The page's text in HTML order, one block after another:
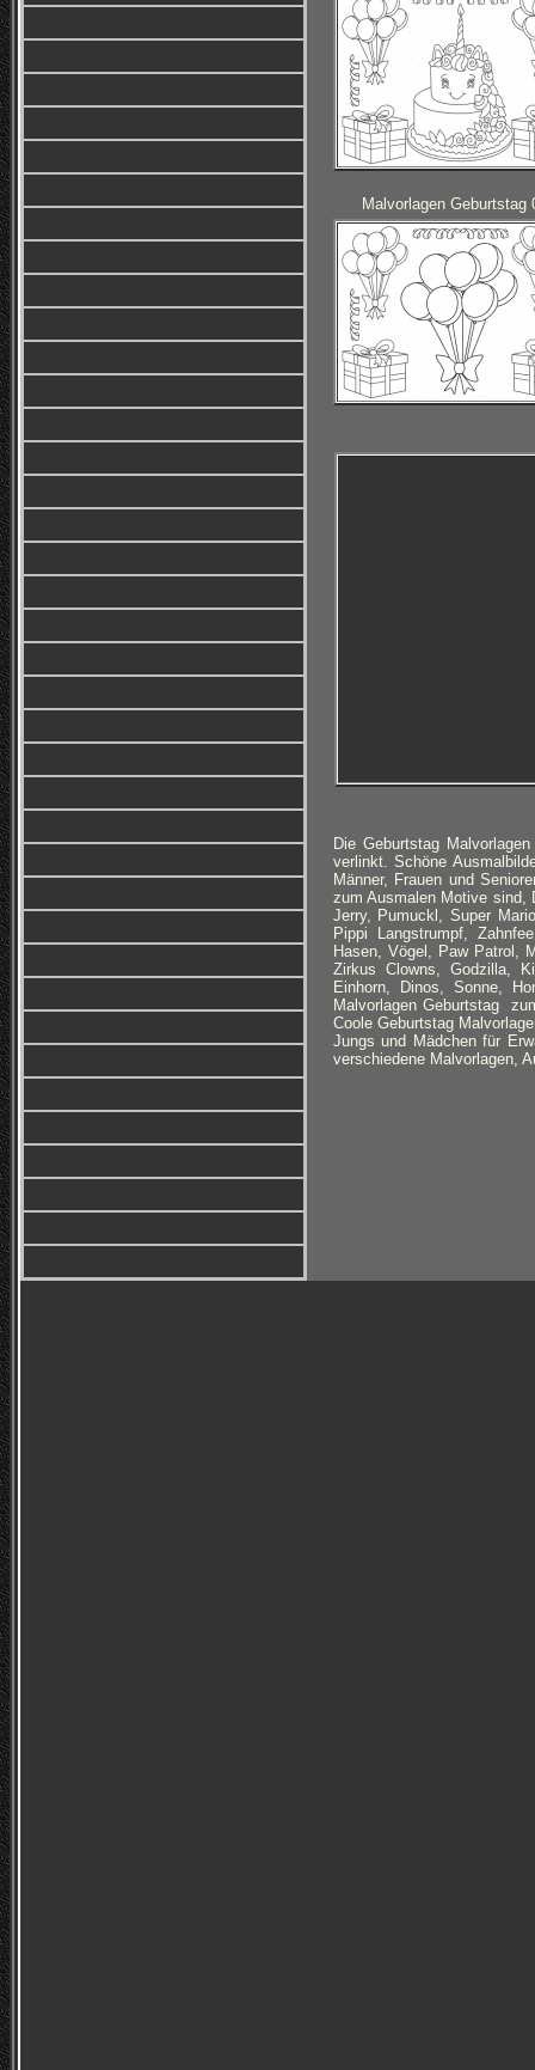
Malvorlagen Geburtstag
Die Geburtstag
verlinkt. Schöne
Männer, Frauen und
zum Ausmalen Motive sind,
Jerry, Pumuckl, Super
Pippi Langstrumpf,
Hasen, Vögel, Paw Patrol,
Zirkus Clowns, Godzilla,
Einhorn, Dinos, Sonne,
Malvorlagen Geburtstag
Coole Geburtstag
Jungs und Mädchen für
verschiedene Malvorlagen,